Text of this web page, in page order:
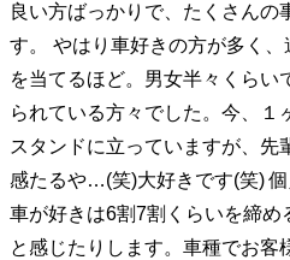
良い方ばっかりで、たくさんの
す。 やはり車好きの方が多く
を当てるほど。男女半々くらい
られている方々でした。今、１
スタンドに立っていますが、先
感たるや…(笑)大好きです(笑)
車が好きは6割7割くらいを締め
と感じたりします。車種でお客